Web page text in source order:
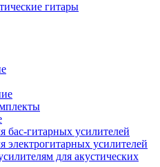
гитары
бас-гитарных усилителей
электрогитарных усилителей
для акустических